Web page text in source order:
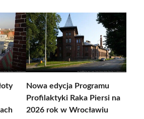
Nowa edycja Programu
Profilaktyki Raka Piersi na
2026 rok w Wrocławiu